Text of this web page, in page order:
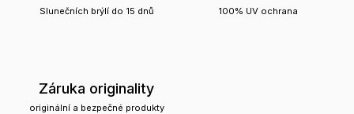
Slunečních brýlí do 15 dnů 100% UV ochrana
Záruka originality
originální a bezpečné produkty